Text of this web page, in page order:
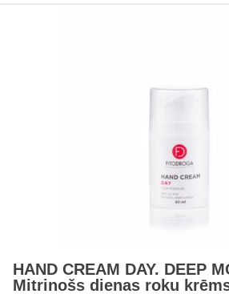
HAND CREAM DAY. DEEP
Mitrinošs dienas roku